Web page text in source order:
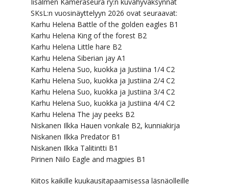
Iisalmen Kameraseura ry:n kuvahyväksynnät
SKsL:n vuosinäyttelyyn 2026 ovat seuraavat:
Karhu Helena Battle of the golden eagles B1
Karhu Helena King of the forest B2
Karhu Helena Little hare B2
Karhu Helena Siberian jay A1
Karhu Helena Suo, kuokka ja Justiina 1/4 C2
Karhu Helena Suo, kuokka ja Justiina 2/4 C2
Karhu Helena Suo, kuokka ja Justiina 3/4 C2
Karhu Helena Suo, kuokka ja Justiina 4/4 C2
Karhu Helena The jay peeks B2
Niskanen Ilkka Hauen vonkale B2, kunniakirja
Niskanen Ilkka Predator B1
Niskanen Ilkka Talitintti B1
Pirinen Niilo Eagle and magpies B1
Kiitos kaikille kuukausitapaamisessa läsnäolleille